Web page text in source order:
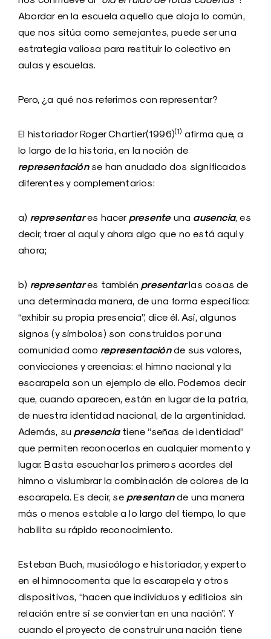
Abordar en la escuela aquello que aloja lo común,
que nos sitúa como semejantes, puede ser una
estrategia valiosa para restituir lo colectivo en
aulas y escuelas.
Pero, ¿a qué nos referimos con representar?
El historiador Roger Chartier(1996)(1) afirma que, a
lo largo de la historia, en la noción de
representaciónse han anudado dos significados
diferentes y complementarios:
a) representares hacer presente una ausencia, es
decir, traer al aquí y ahora algo que no está aquí y
ahora;
b) representares también presentarlas cosas de
una determinada manera, de una forma específica:
“exhibir su propia presencia”, dice él. Así, algunos
signos (y símbolos) son construidos por una
comunidad como representaciónde sus valores,
convicciones y creencias: el himno nacional y la
escarapela son un ejemplo de ello. Podemos decir
que, cuando aparecen, están en lugar de la patria,
de nuestra identidad nacional, de la argentinidad.
Además, su presencia tiene “señas de identidad”
que permiten reconocerlos en cualquier momento y
lugar. Basta escuchar los primeros acordes del
himno o vislumbrar la combinación de colores de la
escarapela. Es decir, se presentande una manera
más o menos estable a lo largo del tiempo, lo que
habilita su rápido reconocimiento.
Esteban Buch, musicólogo e historiador, y experto
en el himnocomenta que la escarapela y otros
dispositivos, “hacen que individuos y edificios sin
relación entre sí se conviertan en una nación”. Y
cuando el proyecto de construir una nación tiene